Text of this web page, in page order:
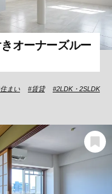
オーナーズルー
住まい 賃貸 2LDK・2SLDK